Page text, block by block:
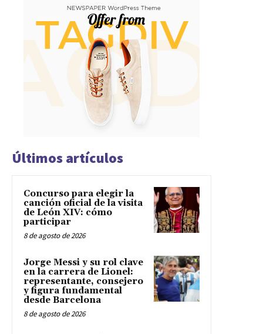
Últimos artículos
Concurso para elegir la
canción oficial de la visita
de León XIV: cómo
participar
8 de agosto de 2026
Jorge Messi y su rol clave
en la carrera de Lionel:
representante, consejero
y figura fundamental
desde Barcelona
8 de agosto de 2026